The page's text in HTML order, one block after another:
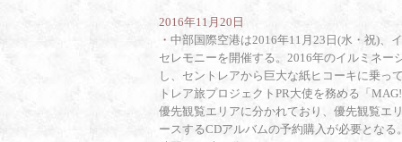
2016年11月20日
・ 中部国際空港は2016年11月23日(水・祝)、
セレモニーを開催する。2016年のイルミネー
し、セントレアから巨大な紙ヒコーキに乗っ
トレア旅プロジェクトPR大使を務める「
優先観覧エリアに分かれており、優先観覧エ
ースするCDアルバムの予約購入が必要とな